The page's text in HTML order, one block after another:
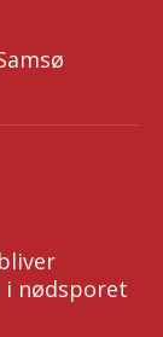
i nødsporet